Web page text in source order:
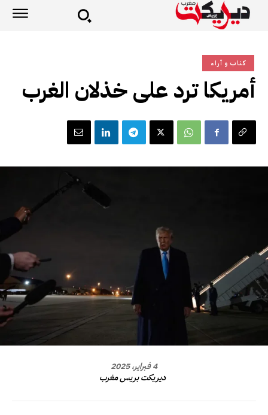
كتاب و آراء
أمريكا ترد على خذلان الغرب
4 فبراير، 2025
ديريكت بريس مغرب